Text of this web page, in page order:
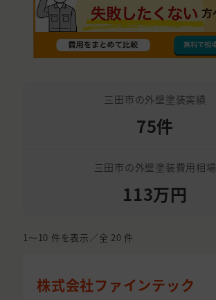
三田市の外壁塗装実績
75件
三田市の外壁塗装費用相場
113万円
1〜10 件を表示／全 20 件
株式会社ファインテック